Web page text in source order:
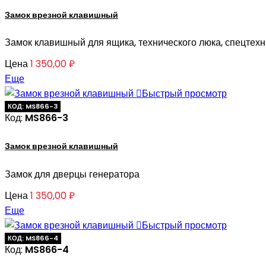
Замок врезной клавишный
Замок клавишный для ящика, технического люка,
Цена1 350,00 ₽
Еще
КОД: MS866-3
Быстрый просмотр
Код: MS866-3
Замок врезной клавишный
Замок для дверцы генератора
Цена1 350,00 ₽
Еще
КОД: MS866-4
Быстрый просмотр
Код: MS866-4